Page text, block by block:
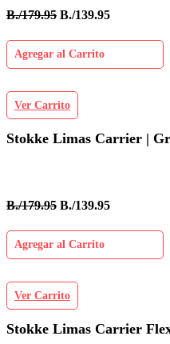
B./179.95 B./139.95
Agregar al Carrito
Ver Carrito
Stokke Limas Carrier |
B./179.95 B./139.95
Agregar al Carrito
Ver Carrito
Stokke Limas Carrier